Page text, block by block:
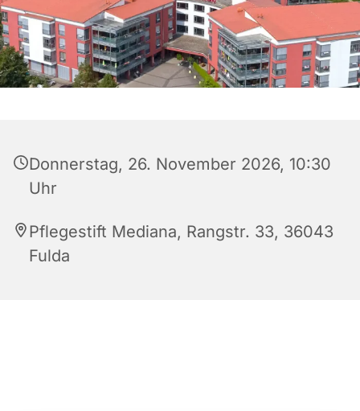
Donnerstag, 26. November 2026, 10:30
Uhr
Pflegestift Mediana, Rangstr. 33, 36043
Fulda